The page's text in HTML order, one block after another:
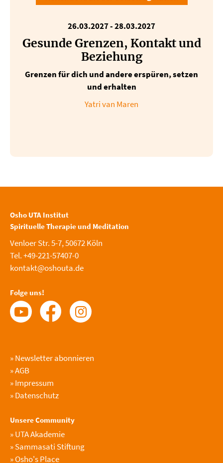
26.03.2027 - 28.03.2027
Gesunde Grenzen, Kontakt und
Beziehung
Grenzen für dich und andere erspüren, setzen
und erhalten
Yatri van Maren
Osho UTA Institut
Spirituelle Therapie und Meditation
Venloer Str. 5-7, 50672 Köln
Tel. +49-221-57407-0
kontakt@oshouta.de
Folge uns!
»Newsletter abonnieren
»AGB
»Impressum
»Datenschutz
Unsere Community
»UTA Akademie
»Sammasati Stiftung
»Osho's Place